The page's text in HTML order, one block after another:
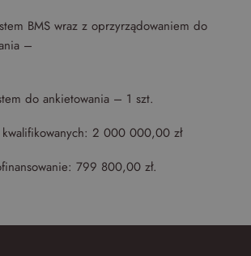
BMS wraz z oprzyrządowaniem do
–
do ankietowania – 1 szt.
kwalifikowanych: 2 000 000,00 zł
799 800,00 zł.